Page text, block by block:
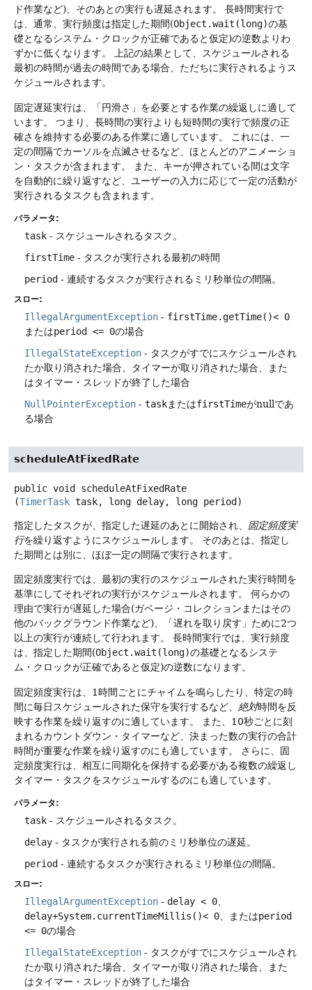
ド作業など)、そのあとの実行も遅延されます。
長時間実行で
は、通常、実行頻度は指定した期間(Object.wait(long)の基
礎となるシステム・クロックが正確であると仮定)の逆数よりわ
ずかに低くなります。
上記の結果として、スケジュールされる
最初の時間が過去の時間である場合、ただちに実行されるようス
ケジュールされます。
固定遅延実行は、「円滑さ」を必要とする作業の繰返しに適して
います。
つまり、長時間の実行よりも短時間の実行で頻度の正
確さを維持する必要のある作業に適しています。
これには、一
定の間隔でカーソルを点滅させるなど、ほとんどのアニメーショ
ン・タスクが含まれます。
また、キーが押されている間は文字
を自動的に繰り返すなど、ユーザーの入力に応じて一定の活動が
実行されるタスクも含まれます。
パラメータ:
task - スケジュールされるタスク。
firstTime - タスクが実行される最初の時間
period - 連続するタスクが実行されるミリ秒単位の間隔。
スロー:
IllegalArgumentException - firstTime.getTime()< 0
またはperiod <= 0の場合
IllegalStateException - タスクがすでにスケジュールされ
たか取り消された場合、タイマーが取り消された場合、また
はタイマー・スレッドが終了した場合
NullPointerException - taskまたはfirstTimeがnullであ
る場合
scheduleAtFixedRate
public void
scheduleAtFixedRate
(TimerTask task, long delay, long period)
指定したタスクが、指定した遅延のあとに開始され、 固定頻度実
行を繰り返すようにスケジュールします。
そのあとは、指定し
た期間とは別に、ほぼ一定の間隔で実行されます。
固定頻度実行では、最初の実行のスケジュールされた実行時間を
基準にしてそれぞれの実行がスケジュールされます。
何らかの
理由で実行が遅延した場合(ガベージ・コレクションまたはその
他のバックグラウンド作業など)、「遅れを取り戻す」ために2つ
以上の実行が連続して行われます。
長時間実行では、実行頻度
は、指定した期間(Object.wait(long)の基礎となるシステ
ム・クロックが正確であると仮定)の逆数になります。
固定頻度実行は、1時間ごとにチャイムを鳴らしたり、特定の時
間に毎日スケジュールされた保守を実行するなど、 絶対時間を反
映する作業を繰り返すのに適しています。
また、10秒ごとに刻
まれるカウントダウン・タイマーなど、決まった数の実行の合計
時間が重要な作業を繰り返すのにも適しています。
さらに、固
定頻度実行は、相互に同期化を保持する必要がある複数の繰返し
タイマー・タスクをスケジュールするのにも適しています。
パラメータ:
task - スケジュールされるタスク。
delay - タスクが実行される前のミリ秒単位の遅延。
period - 連続するタスクが実行されるミリ秒単位の間隔。
スロー:
IllegalArgumentException - delay < 0、
delay+System.currentTimeMillis()< 0、またはperiod
<= 0の場合
IllegalStateException - タスクがすでにスケジュールされ
たか取り消された場合、タイマーが取り消された場合、また
はタイマー・スレッドが終了した場合